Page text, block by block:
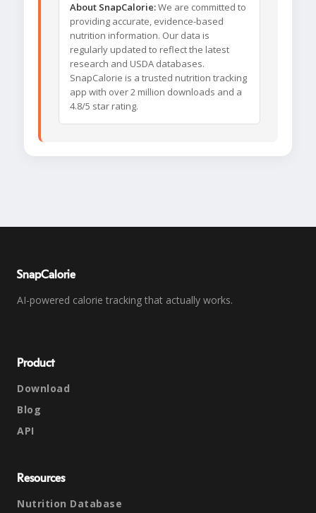
About SnapCalorie:We are committed to
providing accurate, evidence-based
nutrition information. Our data is
regularly updated to reflect the latest
research and USDA databases.
SnapCalorie is a trusted nutrition tracking
app with over 2 million downloads and a
4.8/5 star rating.
SnapCalorie
AI-powered calorie tracking that actually works.
Product
Download
Blog
API
Resources
Nutrition Database